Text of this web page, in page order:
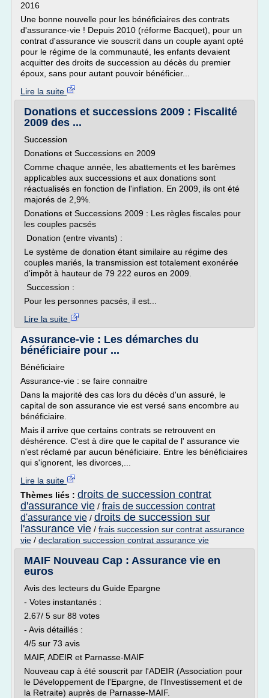
2016
Une bonne nouvelle pour les bénéficiaires des contrats
d'assurance-vie ! Depuis 2010 (réforme Bacquet), pour un
contrat d'assurance vie souscrit dans un couple ayant opté
pour le régime de la communauté, les enfants devaient
acquitter des droits de succession au décès du premier
époux, sans pour autant pouvoir bénéficier...
Lire la suite
Donations et successions 2009 : Fiscalité
2009 des ...
Succession
Donations et Successions en 2009
Comme chaque année, les abattements et les barèmes
applicables aux successions et aux donations sont
réactualisés en fonction de l'inflation. En 2009, ils ont été
majorés de 2,9%.
Donations et Successions 2009 : Les règles fiscales pour
les couples pacsés
Donation (entre vivants) :
Le système de donation étant similaire au régime des
couples mariés, la transmission est totalement exonérée
d'impôt à hauteur de 79 222 euros en 2009.
Succession :
Pour les personnes pacsés, il est...
Lire la suite
Assurance-vie : Les démarches du
bénéficiaire pour ...
Bénéficiaire
Assurance-vie : se faire connaitre
Dans la majorité des cas lors du décès d'un assuré, le
capital de son assurance vie est versé sans encombre au
bénéficiaire.
Mais il arrive que certains contrats se retrouvent en
déshérence. C'est à dire que le capital de l' assurance vie
n'est réclamé par aucun bénéficiaire. Entre les bénéficiaires
qui s'ignorent, les divorces,...
Lire la suite
Thèmes liés : droits de succession contrat
d'assurance vie / frais de succession contrat
d'assurance vie / droits de succession sur
l'assurance vie / frais succession sur contrat assurance
vie / declaration succession contrat assurance vie
MAIF Nouveau Cap : Assurance vie en
euros
Avis des lecteurs du Guide Epargne
- Votes instantanés :
2.67/ 5 sur 88 votes
- Avis détaillés :
4/5 sur 73 avis
MAIF, ADEIR et Parnasse-MAIF
Nouveau cap à été souscrit par l'ADEIR (Association pour
le Développement de l'Epargne, de l'Investissement et de
la Retraite) auprès de Parnasse-MAIF.